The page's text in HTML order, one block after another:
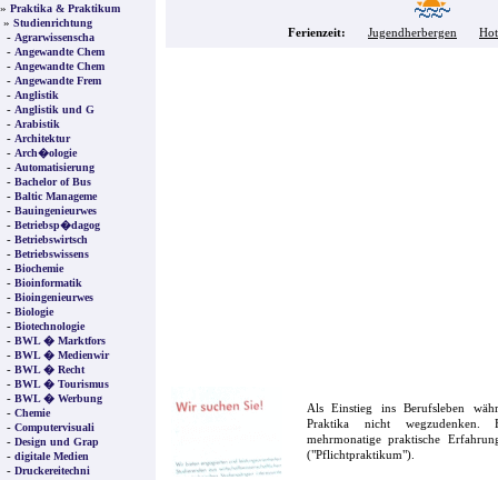
» Praktika & Praktikum
» Studienrichtung
- Agrarwissenscha
- Angewandte Chem
- Angewandte Chem
- Angewandte Frem
- Anglistik
- Anglistik und G
- Arabistik
- Architektur
- Arch�ologie
- Automatisierung
- Bachelor of Bus
- Baltic Manageme
- Bauingenieurwes
- Betriebsp�dagog
- Betriebswirtsch
- Betriebswissens
- Biochemie
- Bioinformatik
- Bioingenieurwes
- Biologie
- Biotechnologie
- BWL � Marktfors
- BWL � Medienwir
- BWL � Recht
- BWL � Tourismus
- BWL � Werbung
- Chemie
- Computervisuali
- Design und Grap
- digitale Medien
- Druckereitechni
Ferienzeit: Jugendherbergen
Als Einstieg ins Berufsleben
Praktika nicht wegzudenken.
mehrmonatige praktische
("Pflichtpraktikum").